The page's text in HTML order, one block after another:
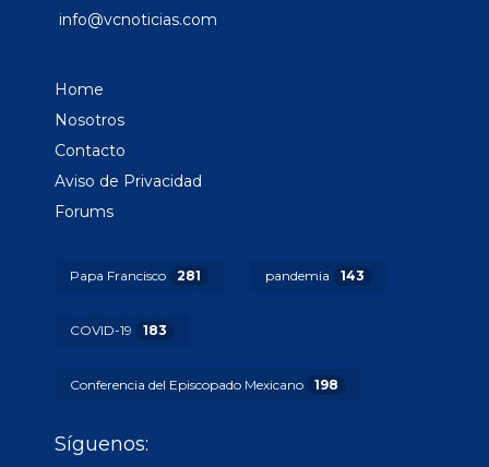
info@vcnoticias.com
Home
Nosotros
Contacto
Aviso de Privacidad
Forums
Papa Francisco 281 pandemia 143
COVID-19 183
Conferencia del Episcopado Mexicano 198
Síguenos: